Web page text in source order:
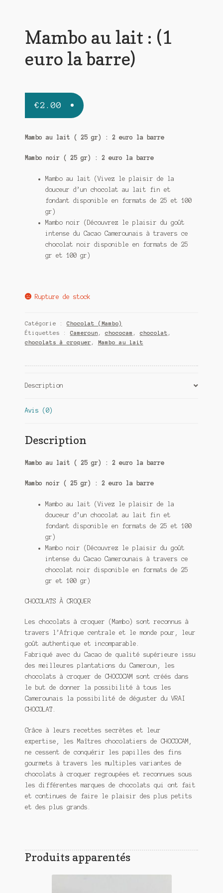
Mambo au lait : (1
euro la barre)
€2.00
Mambo au lait ( 25 gr) : 2 euro la barre
Mambo noir ( 25 gr) : 2 euro la barre
Mambo au lait (Vivez le plaisir de la
douceur d’un chocolat au lait fin et
fondant disponible en formats de 25 et 100
gr)
Mambo noir (Découvrez le plaisir du goût
intense du Cacao Camerounais à travers ce
chocolat noir disponible en formats de 25
gr et 100 gr)
Rupture de stock
Catégorie : Chocolat (Mambo)
Étiquettes : Cameroun , chococam , chocolat ,
chocolats à croquer , Mambo au lait
Description
Avis (0)
Description
Mambo au lait ( 25 gr) : 2 euro la barre
Mambo noir ( 25 gr) : 2 euro la barre
Mambo au lait (Vivez le plaisir de la
douceur d’un chocolat au lait fin et
fondant disponible en formats de 25 et 100
gr)
Mambo noir (Découvrez le plaisir du goût
intense du Cacao Camerounais à travers ce
chocolat noir disponible en formats de 25
gr et 100 gr)
CHOCOLATS À CROQUER
Les chocolats à croquer (Mambo) sont reconnus à
travers l’Afrique centrale et le monde pour, leur
goût authentique et incomparable.
Fabriqué avec du Cacao de qualité supérieure issu
des meilleures plantations du Cameroun, les
chocolats à croquer de CHOCOCAM sont créés dans
le but de donner la possibilité à tous les
Camerounais la possibilité de déguster du VRAI
CHOCOLAT.
Grâce à leurs recettes secrètes et leur
expertise, les Maîtres chocolatiers de CHOCOCAM,
ne cessent de conquérir les papilles des fins
gourmets à travers les multiples variantes de
chocolats à croquer regroupées et reconnues sous
les différentes marques de chocolats qui ont fait
et continues de faire le plaisir des plus petits
et des plus grands.
Produits apparentés